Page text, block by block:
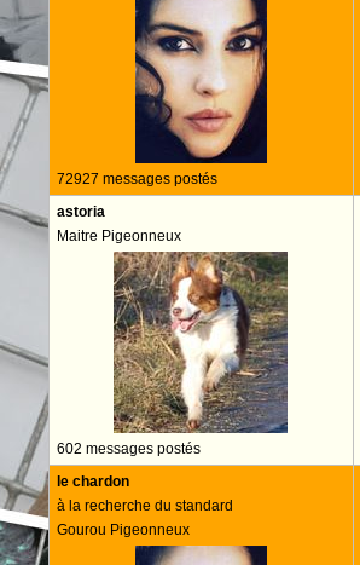
72927 messages postés
astoria
Maitre Pigeonneux
602 messages postés
le chardon
à la recherche du standard
Gourou Pigeonneux